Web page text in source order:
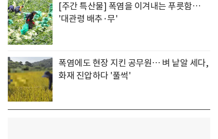
[주간 특산물] 폭염을 이겨내는 푸릇함…
'대관령 배추·무'
폭염에도 현장 지킨 공무원… 벼 낱알 세다,
화재 진압하다 '풀썩'